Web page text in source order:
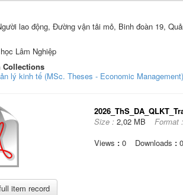
lao động, Đường vận tải mỏ, Binh đoàn 19,
Lâm Nghiệp
Collections
lý kinh tế (MSc. Theses - Economic Management)
Size : 2,02 MB Format :
Views : 0 Downloads : 0
item record